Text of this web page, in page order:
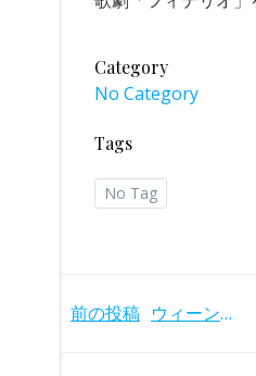
Category
No Category
Tags
No Tag
Post
前の投稿 ウィーンの熱狂的な興奮伝わるDVD レナード・バーンスタイン指揮ウィーン国立歌劇場管の『フィデリオ』(1978年)